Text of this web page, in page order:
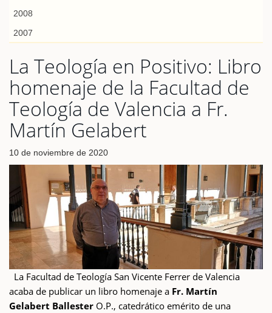
2008
2007
La Teología en Positivo: Libro
homenaje de la Facultad de
Teología de Valencia a Fr.
Martín Gelabert
10 de noviembre de 2020
La Facultad de Teología San Vicente Ferrer de Valencia
acaba de publicar un libro homenaje a Fr. Martín
Gelabert Ballester O.P., catedrático emérito de una